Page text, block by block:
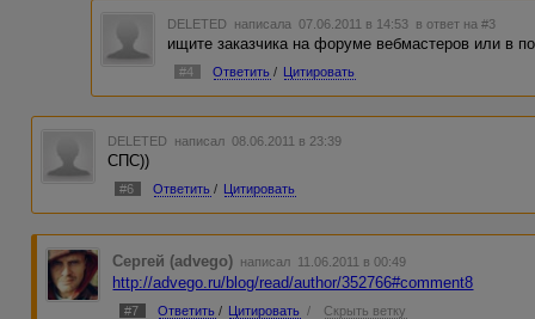
DELETED написала 07.06.2011 в 14:53 в ответ на #3
ищите заказчика на форуме вебмастеров или в
#4 Ответить / Цитировать
DELETED написал 08.06.2011 в 23:39
СПС))
#6 Ответить / Цитировать
Сергей (advego) написал 11.06.2011 в 00:49
http://advego.ru/blog/read/author/352766#comment8
#7 Ответить / Цитировать / Скрыть ветку